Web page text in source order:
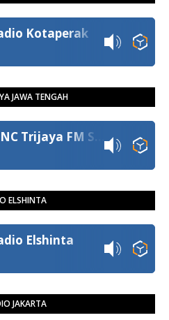
Kotaperak
JAWA TENGAH
ELSHINTA
Elshinta
JAKARTA